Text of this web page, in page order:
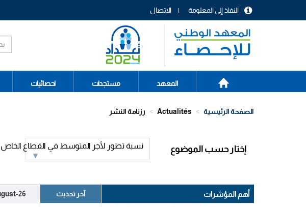
menu
header
الاتصال النفاذ إلى المعلومة
Main
navigation
الرئيسية
المعهد مستجدات احصائيات
الصفحة الرئيسية رزنامة النشر
إختار حسب الموضوع نسبة تطور لأجر المتوسط في القطاع الخاص
أهم المؤشرات آخر تحديث 26